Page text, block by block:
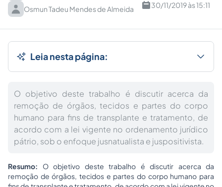
Osmun Tadeu Mendes de Almeida
30/11/2019 às 15:11
Leia nesta página:
O objetivo deste trabalho é discutir acerca da
remoção de órgãos, tecidos e partes do corpo
humano para fins de transplante e tratamento, de
acordo com a lei vigente no ordenamento jurídico
pátrio, sob o enfoque jusnatualista e juspositivista.
Resumo: O objetivo deste trabalho é discutir acerca da
remoção de órgãos, tecidos e partes do corpo humano para